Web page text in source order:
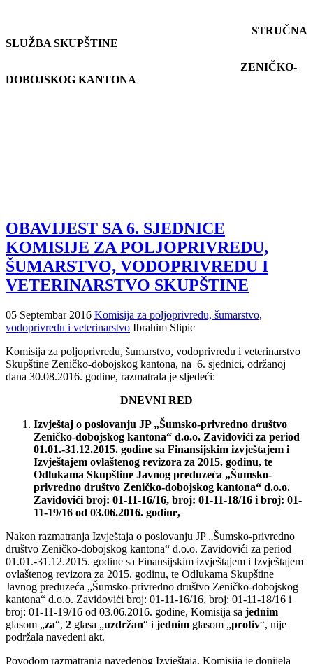
STRUČNA
SLUŽBA SKUPŠTINE
ZENIČKO-
DOBOJSKOG KANTONA
OBAVIJEST SA 6. SJEDNICE
KOMISIJE ZA POLJOPRIVREDU,
ŠUMARSTVO, VODOPRIVREDU I
VETERINARSTVO SKUPŠTINE
05 Septembar 2016 Komisija za poljoprivredu, šumarstvo,
vodoprivredu i veterinarstvo Ibrahim Slipic
Komisija za poljoprivredu, šumarstvo, vodoprivredu i veterinarstvo
Skupštine Zeničko-dobojskog kantona, na 6. sjednici, održanoj
dana 30.08.2016. godine, razmatrala je sljedeći:
DNEVNI RED
Izvještaj o poslovanju JP „Šumsko-privredno društvo
Zeničko-dobojskog kantona“ d.o.o. Zavidovići za period
01.01.-31.12.2015. godine sa Finansijskim izvještajem i
Izvještajem ovlaštenog revizora za 2015. godinu, te
Odlukama Skupštine Javnog preduzeća „Šumsko-
privredno društvo Zeničko-dobojskog kantona“ d.o.o.
Zavidovići broj: 01-11-16/16, broj: 01-11-18/16 i broj: 01-
11-19/16 od 03.06.2016. godine,
Nakon razmatranja Izvještaja o poslovanju JP „Šumsko-privredno
društvo Zeničko-dobojskog kantona“ d.o.o. Zavidovići za period
01.01.-31.12.2015. godine sa Finansijskim izvještajem i Izvještajem
ovlaštenog revizora za 2015. godinu, te Odlukama Skupštine
Javnog preduzeća „Šumsko-privredno društvo Zeničko-dobojskog
kantona“ d.o.o. Zavidovići broj: 01-11-16/16, broj: 01-11-18/16 i
broj: 01-11-19/16 od 03.06.2016. godine, Komisija sa jednim
glasom „za“, 2 glasa „uzdržan“ i jednim glasom „protiv“, nije
podržala navedeni akt.
Povodom razmatranja navedenog Izvještaja, Komisija je donijela